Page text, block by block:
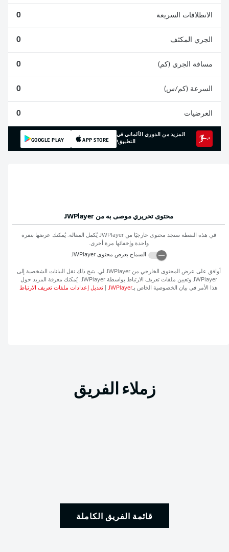
الانطلاقات السريعة 0
الجري المكثف 0
مسافة الجري (كم) 0
السرعة (كم/س) 0
العرضيات 0
المزيد من الدوري الألماني في
التطبيق!
APP STORE
GOOGLE PLAY
محتوى تحريري موصى به من JWPlayer
في هذه النقطة ستجد محتوى خارجيًا منJWPlayer يُكمل المقالة. يُمكنك عرضها بنقرة
واحدة وإخفائها مرة أخرى.
السماح بعرض محتوىJWPlayer
أوافق على عرض المحتوى الخارجي منJWPlayer لي. يتيح ذلك نقل البيانات الشخصية إلى
JWPlayer وتعيين ملفات تعريف الارتباط بواسطةJWPlayer. يُمكنك معرفة المزيد حول
هذا الأمر في بيان الخصوصية الخاص بـJWPlayer تعديل إعدادات ملفات تعريف الارتباط
زملاء الفريق
قائمة الفريق الكاملة